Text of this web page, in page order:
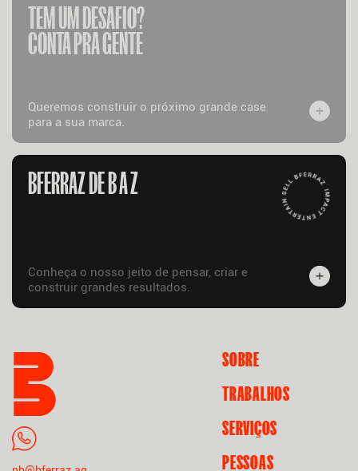
TEM UM DESAFIO?
CONTA PRA GENTE
Queremos construir o próximo grande case
para a sua marca.
BFERRAZ DE B A Z
Conheça o nosso jeito de pensar, criar e
construir grandes resultados.
SOBRE
TRABALHOS
SERVIÇOS
PESSOAS